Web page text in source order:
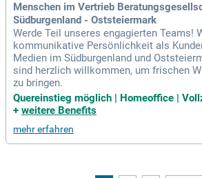
Menschen im Vertrieb
Südburgenland - Oststeiermark
Werde Teil unseres engagierten Teams!
kommunikative Persönlichkeit als
Medien im Südburgenland und
sind herzlich willkommen, um frischen
zu bringen.
Quereinstieg möglich | Homeoffice |
+ weitere Benefits
mehr erfahren